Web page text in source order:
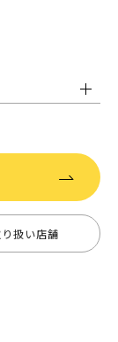
扱い店舗